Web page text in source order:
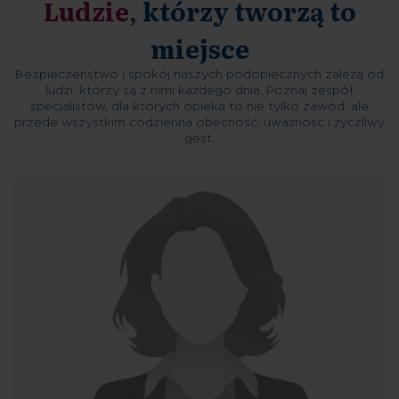
Ludzie, którzy tworzą to
miejsce
Bezpieczeństwo i spokój naszych podopiecznych zależą od
ludzi, którzy są z nimi każdego dnia. Poznaj zespół
specjalistów, dla których opieka to nie tylko zawód, ale
przede wszystkim codzienna obecność, uważność i życzliwy
gest.